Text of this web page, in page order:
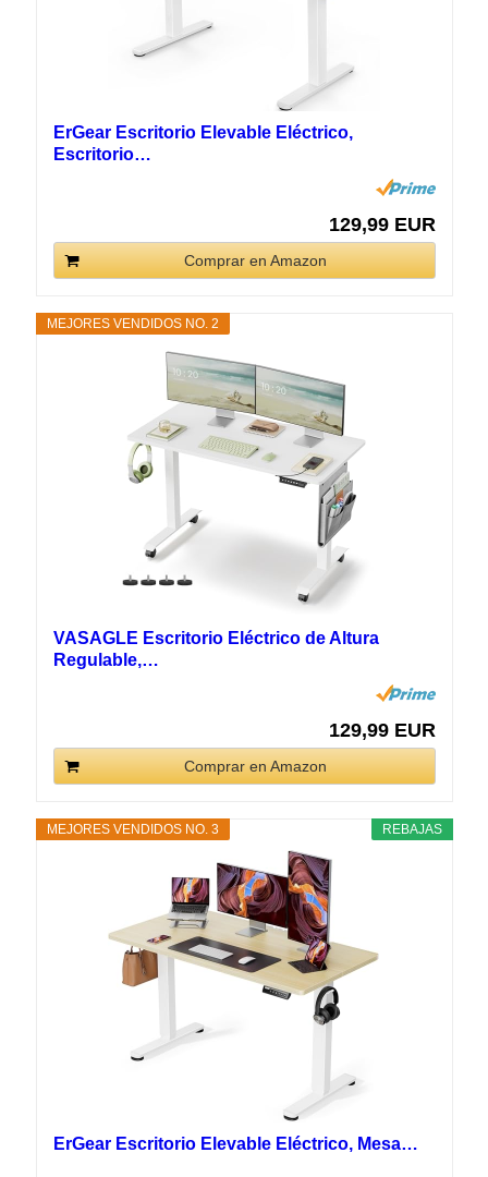
ErGear Escritorio Elevable Eléctrico,
Escritorio…
129,99 EUR
Comprar en Amazon
MEJORES VENDIDOS NO. 2
VASAGLE Escritorio Eléctrico de Altura
Regulable,…
129,99 EUR
Comprar en Amazon
REBAJAS
MEJORES VENDIDOS NO. 3
ErGear Escritorio Elevable Eléctrico, Mesa…